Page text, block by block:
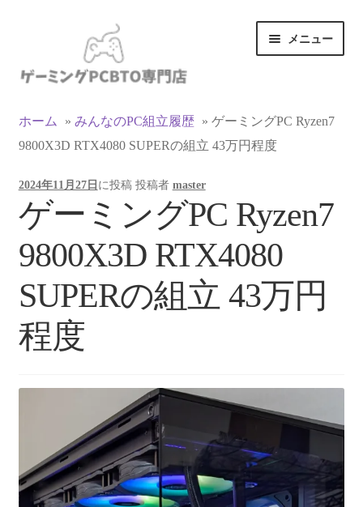
ゲ
ョ
ン
ス
キ
ッ
プ
テ
へ
ス
ッ
プ
メニュー
マイアカウント
支払い
お買い物カゴ
LINEでお問い合わせ
フルカスタマイズ相談
みんなのPC組立履歴
ご使用時にあたって
ホーム » みんなのPC組立履歴 » ゲーミングPC Ryzen7
9800X3D RTX4080 SUPERの組立 43万円程度
2024年11月27日 に投稿 投稿者 master
ゲーミングPC Ryzen7
9800X3D RTX4080
SUPERの組立 43万円
程度